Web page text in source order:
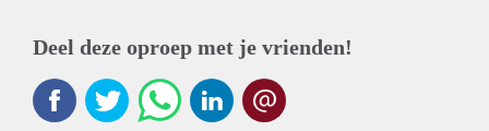
Deel deze oproep met je vrienden!